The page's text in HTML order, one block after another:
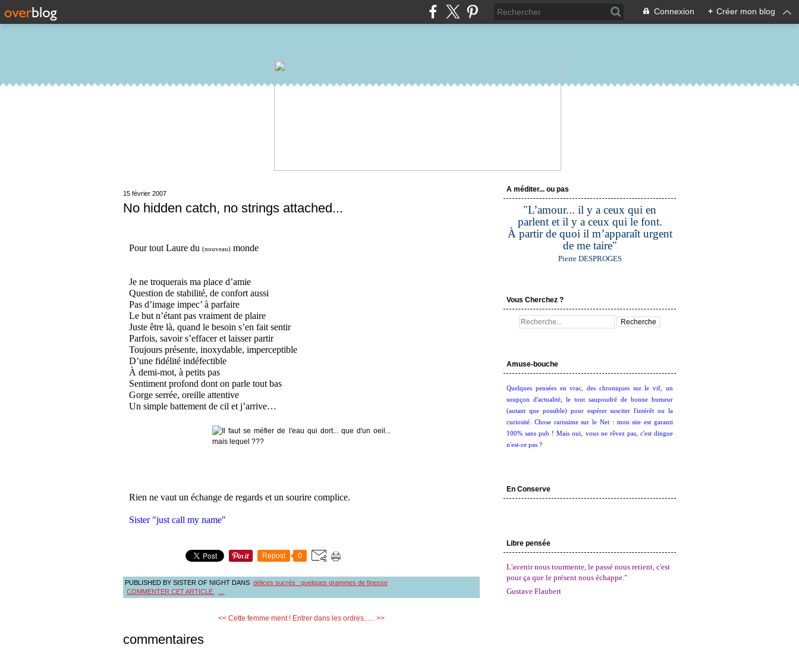
Connexion + Créer mon blog
15 février 2007
No hidden catch, no strings attached...
Pour tout Laure du (nouveau) monde
Je ne troquerais ma place d’amie
Question de stabilité, de confort aussi
Pas d’image impec’ à parfaire
Le but n’étant pas vraiment de plaire
Juste être là, quand le besoin s’en fait sentir
Parfois, savoir s’effacer et laisser partir
Toujours présente, inoxydable, imperceptible
D’une fidélité indéfectible
À demi-mot, à petits pas
Sentiment profond dont on parle tout bas
Gorge serrée, oreille attentive
Un simple battement de cil et j’arrive…
Rien ne vaut un échange de regards et un sourire complice.
Sister "just call my name"
Repost 0
PUBLISHED BY SISTER OF NIGHT DANS délices sucrés : quelques grammes de finesse
COMMENTER CET ARTICLE
<< Cette femme ment ! Entrer dans les ordres...... >>
commentaires
A méditer... ou pas
"L’amour... il y a ceux qui en
parlent et il y a ceux qui le font.
À partir de quoi il m’apparaît urgent
de me taire"
Pierre DESPROGES
Vous Cherchez ?
Amuse-bouche
Quelques pensées en vrac, des chroniques sur le vif, un
soupçon d'actualité, le tout saupoudré de bonne humeur
(autant que possible) pour espérer susciter l'intérêt ou la
curiosité. Chose rarissime sur le Net : mon site est garanti
100% sans pub ! Mais oui, vous ne rêvez pas, c'est dingue
n'est-ce pas ?
En Conserve
Libre pensée
L'avenir nous tourmente, le passé nous retient, c'est
pour ça que le présent nous échappe."
Gustave Flaubert